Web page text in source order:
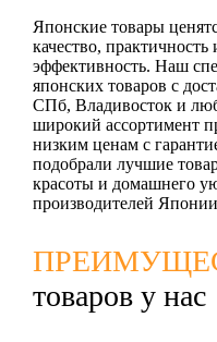
Японские товары
качество, практичность
эффективность. Наш
японских товаров с
СПб, Владивосток и
широкий ассортимент
низким ценам с
подобрали лучшие
красоты и домашнего
производителей
товаров у нас